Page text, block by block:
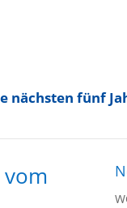
nächsten fünf